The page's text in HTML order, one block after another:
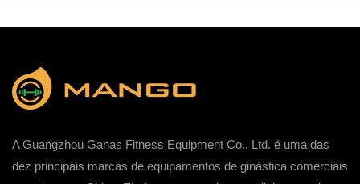
A Guangzhou Ganas Fitness Equipment Co., Ltd. é uma das
dez principais marcas de equipamentos de ginástica comerciais